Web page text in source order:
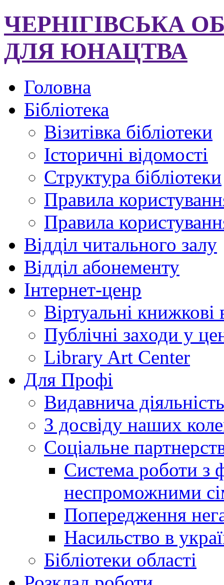
ЧЕРНІГІВСЬКА
ДЛЯ ЮНАЦТВА
Головна
Бібліотека
Візитівка бібліотеки
Історичні відомості
Структура бібліотеки
Правила
Правила
Відділ читального залу
Відділ абонементу
Інтернет-ценр
Віртуальні книжкові
Публічні заходи у
Library Art Center
Для Профі
Видавнича діяльність
З досвіду наших
Соціальне
Система роботи з
неспроможними
Попередження
Насильство в
Бібліотеки області